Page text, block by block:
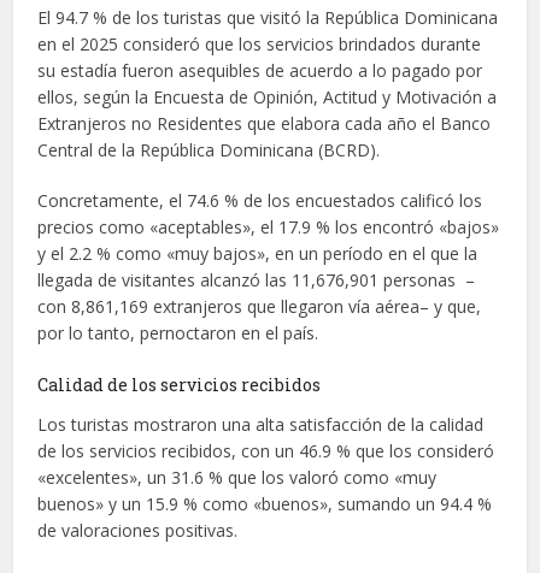
El 94.7 % de los turistas que visitó la República Dominicana
en el 2025 consideró que los servicios brindados durante
su estadía fueron asequibles de acuerdo a lo pagado por
ellos, según la Encuesta de Opinión, Actitud y Motivación a
Extranjeros no Residentes que elabora cada año el Banco
Central de la República Dominicana (BCRD).
Concretamente, el 74.6 % de los encuestados calificó los
precios como «aceptables», el 17.9 % los encontró «bajos»
y el 2.2 % como «muy bajos», en un período en el que la
llegada de visitantes alcanzó las 11,676,901 personas –
con 8,861,169 extranjeros que llegaron vía aérea– y que,
por lo tanto, pernoctaron en el país.
Calidad de los servicios recibidos
Los turistas mostraron una alta satisfacción de la calidad
de los servicios recibidos, con un 46.9 % que los consideró
«excelentes», un 31.6 % que los valoró como «muy
buenos» y un 15.9 % como «buenos», sumando un 94.4 %
de valoraciones positivas.